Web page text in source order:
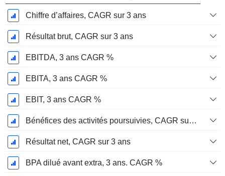
Chiffre d’affaires, CAGR sur 3 ans
Résultat brut, CAGR sur 3 ans
EBITDA, 3 ans CAGR %
EBITA, 3 ans CAGR %
EBIT, 3 ans CAGR %
Bénéfices des activités poursuivies, CAGR sur 3 ans
Résultat net, CAGR sur 3 ans
BPA dilué avant extra, 3 ans. CAGR %